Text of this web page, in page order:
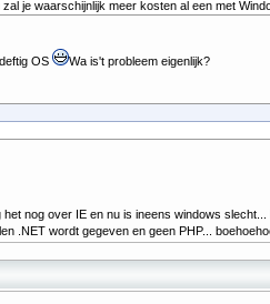
je waarschijnlijk meer kosten al een met
OS Wa is't probleem eigenlijk?
nog over IE en nu is ineens windows
.NET wordt gegeven en geen PHP...